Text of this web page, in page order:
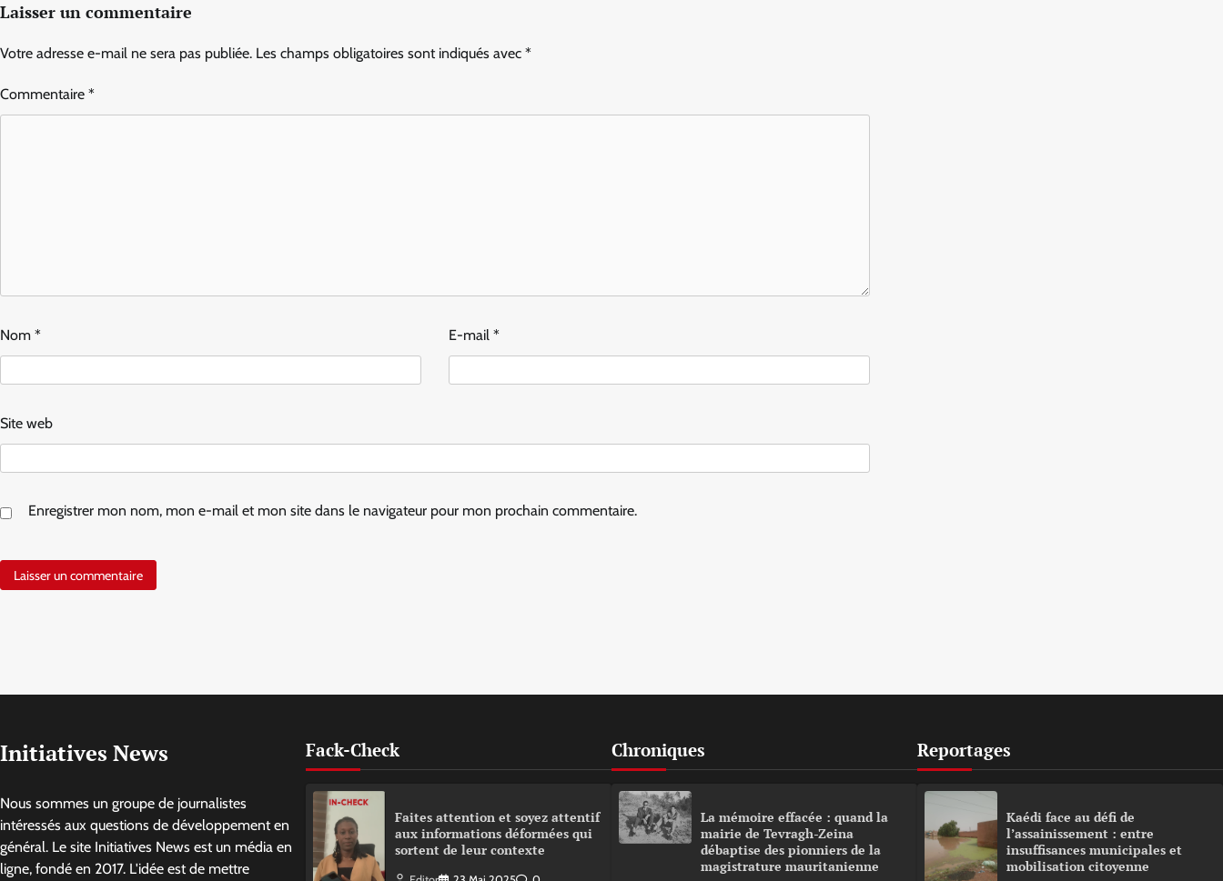
Laisser un commentaire
Votre adresse e-mail ne sera pas publiée. Les champs obligatoires sont indiqués avec *
Commentaire *
Nom * E-mail *
Site web
Enregistrer mon nom, mon e-mail et mon site dans le navigateur pour mon prochain commentaire.
Initiatives News
Nous sommes un groupe de journalistes
intéressés aux questions de développement en
général. Le site Initiatives News est un média en
ligne, fondé en 2017. L'idée est de mettre
Fack-Check
Faites attention et soyez attentif
aux informations déformées qui
sortent de leur contexte
Chroniques
La mémoire effacée : quand la
mairie de Tevragh-Zeina
débaptise des pionniers de la
magistrature mauritanienne
Reportages
Kaédi face au défi de
l’assainissement : entre
insuffisances municipales et
mobilisation citoyenne